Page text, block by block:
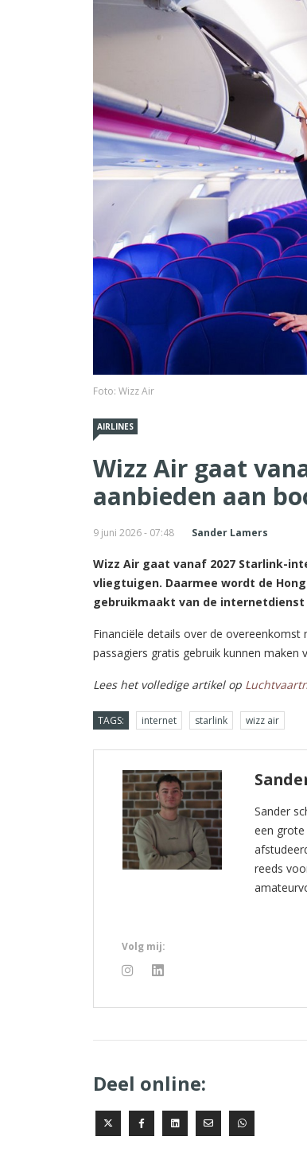
Foto: Wizz Air
AIRLINES
Wizz Air gaat
aanbieden aan
9 juni 2026 - 07:48 Sander Lamers
Wizz Air gaat vanaf 2027 Starlink-
vliegtuigen. Daarmee wordt de
gebruikmaakt van de internetdienst
Financiële details over de
passagiers gratis gebruik kunnen
Lees het volledige artikel op
TAGS: internet starlink wizz air
Sander
een
reeds
Volg mij:
Deel online: